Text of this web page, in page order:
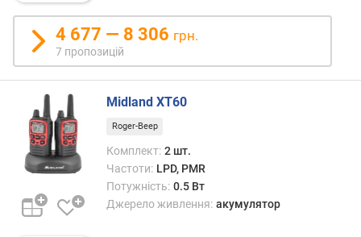
н
с
в
і
д
д
е
ш
е
4 677 — 8 306 грн.
7 пропозицій
Midland XT60
Roger-Beep
Комплект: 2 шт.
Частоти: LPD, PMR
Потужність: 0.5 Вт
Джерело живлення: акумулятор